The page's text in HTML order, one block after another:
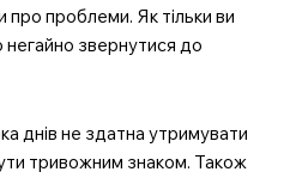
про проблеми. Як тільки ви
негайно звернутися до
днів не здатна утримувати
тривожним знаком. Також